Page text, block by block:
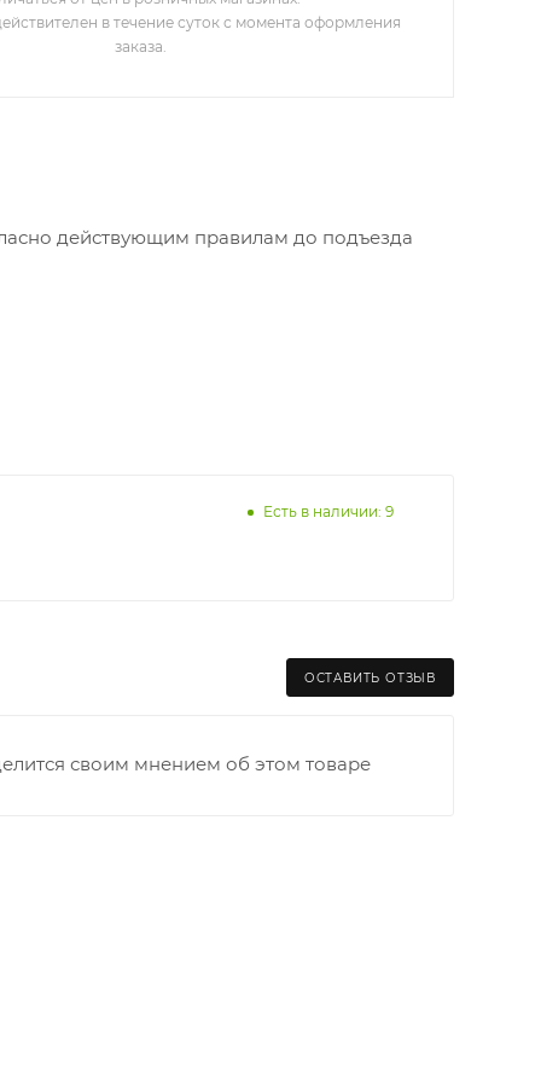
в течение суток с момента оформления
заказа.
действующим правилам до подъезда
Есть в наличии: 9
ОСТАВИТЬ ОТЗЫВ
своим мнением об этом товаре